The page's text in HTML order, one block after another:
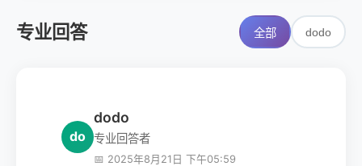
专业回答 全部 dodo
do
dodo
专业回答者
📅 2025年8月21日 下午05:59